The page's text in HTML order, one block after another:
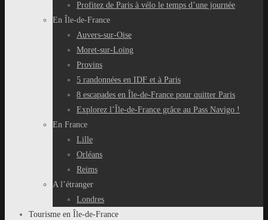
Profitez de Paris à vélo le temps d’une journée
En Île-de-France
Auvers-sur-Oise
Moret-sur-Loing
Provins
5 randonnées en IDF et à Paris
8 escapades en Île-de-France pour quitter Paris
Explorez l’Île-de-France grâce au Pass Navigo !
En France
Lille
Orléans
Reims
A l’étranger
Londres
Tourisme en Île-de-France